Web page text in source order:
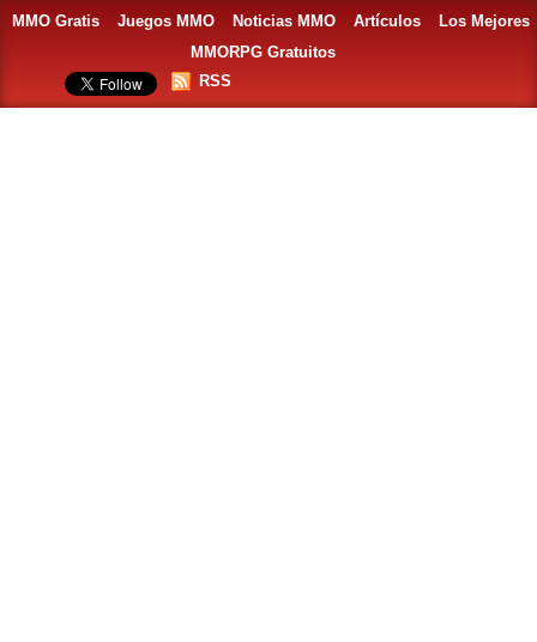
MMO Gratis Juegos MMO Noticias MMO Artículos
Los Mejores
MMORPG Gratuitos
RSS